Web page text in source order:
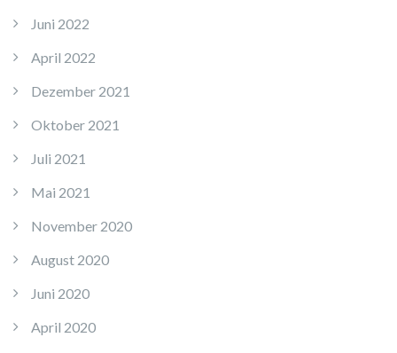
Juni 2022
April 2022
Dezember 2021
Oktober 2021
Juli 2021
Mai 2021
November 2020
August 2020
Juni 2020
April 2020